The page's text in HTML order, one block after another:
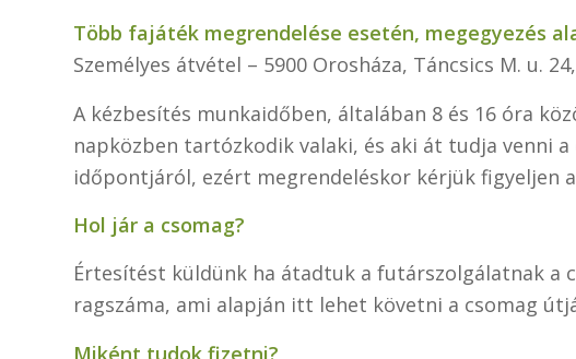
Több fajáték megrendelése esetén, megegyezés
Személyes átvétel – 5900 Orosháza, Táncsics M. u.
A kézbesítés munkaidőben, általában 8 és 16 óra
napközben tartózkodik valaki, és aki át tudja venni
időpontjáról, ezért megrendeléskor kérjük figyeljen
Hol jár a csomag?
Értesítést küldünk ha átadtuk a futárszolgálatnak a
ragszáma, ami alapján itt lehet követni a csomag
Miként tudok fizetni?